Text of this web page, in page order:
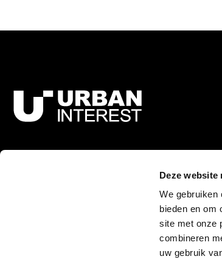
Deze website
We gebruiken
bieden en om
site met onze
combineren
uw gebruik